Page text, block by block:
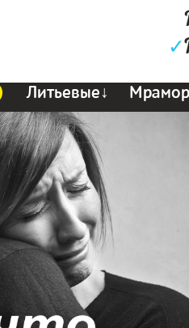
✓
Литьевые↓